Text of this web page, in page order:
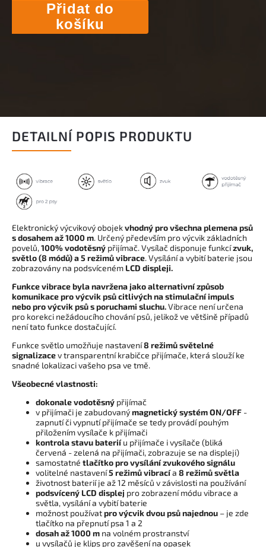
Přidat do
košíku
DETAILNÍ POPIS PRODUKTU
Elektronický výcvikový obojekvhodný pro všechna plemena psů
s dosahem až 1000 m. Určený především pro výcvik základních
povelů,100% vodotěsný přijímač. Vysílač disponuje funkcízvuk,
světlo (8 módů) a 5 režimů vibrace. Vysílání a vybití baterie jsou
zobrazovány na podsvíceném LCD displeji.
Funkce vibrace byla navržena jako alternativní způsob
komunikace pro výcvik psů citlivých na stimulační impuls
nebo pro výcvik psů s poruchami sluchu.Vibrace není určena
pro korekci nežádoucího chování psů, jelikož ve většině případů
není tato funkce dostačující.
Funkce světlo umožňuje nastavení8 režimů světelné
signalizacev transparentní krabičce přijímače, která slouží ke
snadné lokalizaci vašeho psa ve tmě.
Všeobecné vlastnosti:
dokonale vodotěsný přijímač
v přijímači je zabudovanýmagnetický systém ON/OFF -
zapnutí či vypnutí přijímače se tedy provádí pouhým
přiložením vysílače k přijímači
kontrola stavu baterií u přijímače i vysílače (bliká
červená - zelená na přijímači, zobrazuje se na displeji)
samostatné tlačítko pro vysílání zvukového signálu
volitelné nastavení5 režimů vibracía 8 režimů světla
životnost baterií je až 12 měsíců v závislosti na používání
podsvícený LCD displej pro zobrazení módu vibrace a
světla, vysílání a vybití baterie
možnost používatpro výcvik dvou psů najednou – je zde
tlačítko na přepnutí psa 1 a 2
dosah až 1000 m na volném prostranství
u vysílačů je klips pro zavěšení na opasek